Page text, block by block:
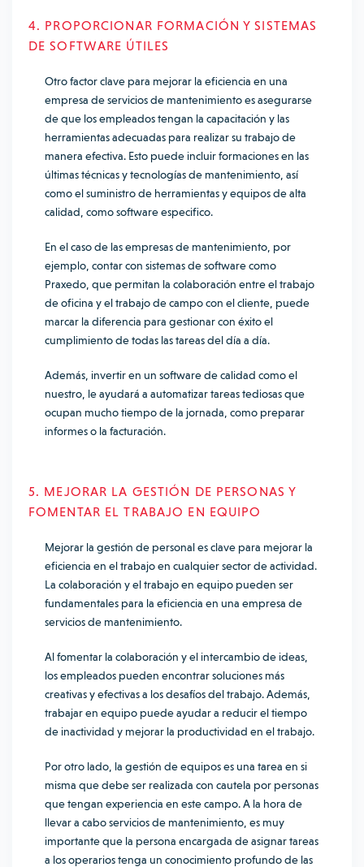
4. PROPORCIONAR FORMACIÓN Y SISTEMAS
DE SOFTWARE ÚTILES
Otro factor clave para mejorar la eficiencia en una
empresa de servicios de mantenimiento es asegurarse
de que los empleados tengan la capacitación y las
herramientas adecuadas para realizar su trabajo de
manera efectiva. Esto puede incluir formaciones en las
últimas técnicas y tecnologías de mantenimiento, así
como el suministro de herramientas y equipos de alta
calidad, como software especifico.
En el caso de las empresas de mantenimiento, por
ejemplo, contar con sistemas de software como
Praxedo, que permitan la colaboración entre el trabajo
de oficina y el trabajo de campo con el cliente, puede
marcar la diferencia para gestionar con éxito el
cumplimiento de todas las tareas del día a día.
Además, invertir en un software de calidad como el
nuestro, le ayudará a automatizar tareas tediosas que
ocupan mucho tiempo de la jornada, como preparar
informes o la facturación.
5. MEJORAR LA GESTIÓN DE PERSONAS Y
FOMENTAR EL TRABAJO EN EQUIPO
Mejorar la gestión de personal es clave para mejorar la
eficiencia en el trabajo en cualquier sector de actividad.
La colaboración y el trabajo en equipo pueden ser
fundamentales para la eficiencia en una empresa de
servicios de mantenimiento.
Al fomentar la colaboración y el intercambio de ideas,
los empleados pueden encontrar soluciones más
creativas y efectivas a los desafíos del trabajo. Además,
trabajar en equipo puede ayudar a reducir el tiempo
de inactividad y mejorar la productividad en el trabajo.
Por otro lado, la gestión de equipos es una tarea en si
misma que debe ser realizada con cautela por personas
que tengan experiencia en este campo. A la hora de
llevar a cabo servicios de mantenimiento, es muy
importante que la persona encargada de asignar tareas
a los operarios tenga un conocimiento profundo de las